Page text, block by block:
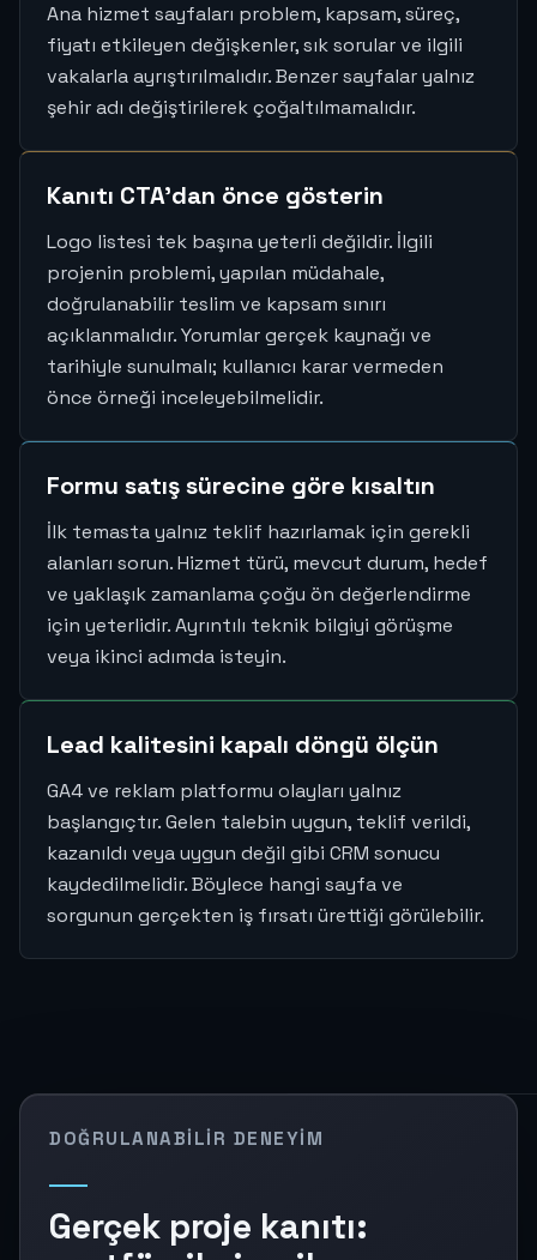
Ana hizmet sayfaları problem, kapsam, süreç,
fiyatı etkileyen değişkenler, sık sorular ve ilgili
vakalarla ayrıştırılmalıdır. Benzer sayfalar yalnız
şehir adı değiştirilerek çoğaltılmamalıdır.
Kanıtı CTA'dan önce gösterin
Logo listesi tek başına yeterli değildir. İlgili
projenin problemi, yapılan müdahale,
doğrulanabilir teslim ve kapsam sınırı
açıklanmalıdır. Yorumlar gerçek kaynağı ve
tarihiyle sunulmalı; kullanıcı karar vermeden
önce örneği inceleyebilmelidir.
Formu satış sürecine göre kısaltın
İlk temasta yalnız teklif hazırlamak için gerekli
alanları sorun. Hizmet türü, mevcut durum, hedef
ve yaklaşık zamanlama çoğu ön değerlendirme
için yeterlidir. Ayrıntılı teknik bilgiyi görüşme
veya ikinci adımda isteyin.
Lead kalitesini kapalı döngü ölçün
GA4 ve reklam platformu olayları yalnız
başlangıçtır. Gelen talebin uygun, teklif verildi,
kazanıldı veya uygun değil gibi CRM sonucu
kaydedilmelidir. Böylece hangi sayfa ve
sorgunun gerçekten iş fırsatı ürettiği görülebilir.
DOĞRULANABILIR DENEYIM
Gerçek proje kanıtı: